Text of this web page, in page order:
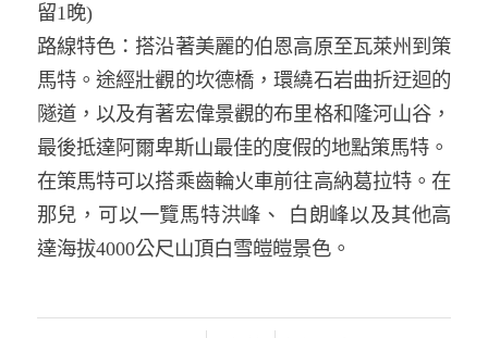
留1晚)
路線特色：搭沿著美麗的伯恩高原至瓦萊州到策
馬特。途經壯觀的坎德橋，環繞石岩曲折迂迴的
隧道，以及有著宏偉景觀的布里格和隆河山谷，
最後抵達阿爾卑斯山最佳的度假的地點策馬特。
在策馬特可以搭乘齒輪火車前往高納葛拉特。在
那兒，可以一覽馬特洪峰、 白朗峰以及其他高
達海拔4000公尺山頂白雪皚皚景色。